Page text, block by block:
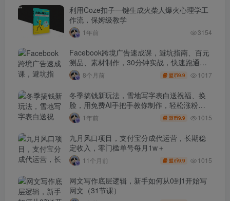
利用Coze扣子一键生成火柴人爆火心理学工
作流，保姆级教学
1年前 3154
Facebook跨境广告速成课，避坑指南、百元
测品、素材制作，30分钟实战，快速跑通首
单出单8个月前 盟币9.9 1017
冬季搞钱新玩法，雪地写字表白送祝福、换
脸，用免费AI手把手教你制作，轻松涨粉
3.5w，接单到手软
1年前 盟币9.9 1015
九月风口项目，支付宝分成代运营，长期稳
定收入，零门槛单号每月1w＋
11个月前 盟币9.9 1015
网文写作底层逻辑，新手如何从0到1开始写
网文（31节课）